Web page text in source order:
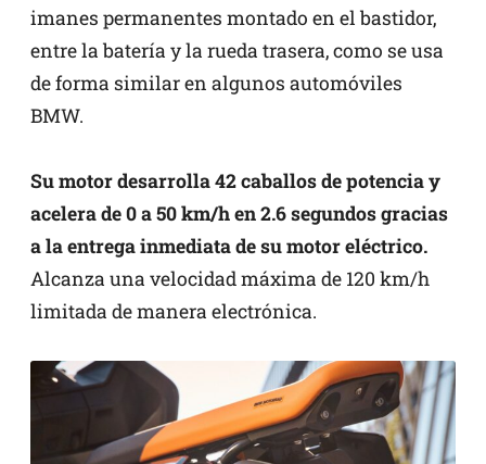
imanes permanentes montado en el bastidor,
entre la batería y la rueda trasera, como se usa
de forma similar en algunos automóviles
BMW.
Su motor desarrolla 42 caballos de potencia y
acelera de 0 a 50 km/h en 2.6 segundos gracias
a la entrega inmediata de su motor eléctrico.
Alcanza una velocidad máxima de 120 km/h
limitada de manera electrónica.